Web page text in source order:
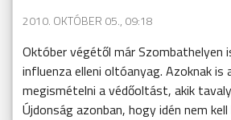
2010. OKTÓBER 05., 09:18
Október végétől már Szombathelyen
influenza elleni oltóanyag. Azoknak is
megismételni a védőoltást, akik
Újdonság azonban, hogy idén nem